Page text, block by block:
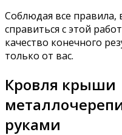
Соблюдая все
справиться с этой
качество конечного
только от вас.
Кровля крыши
руками